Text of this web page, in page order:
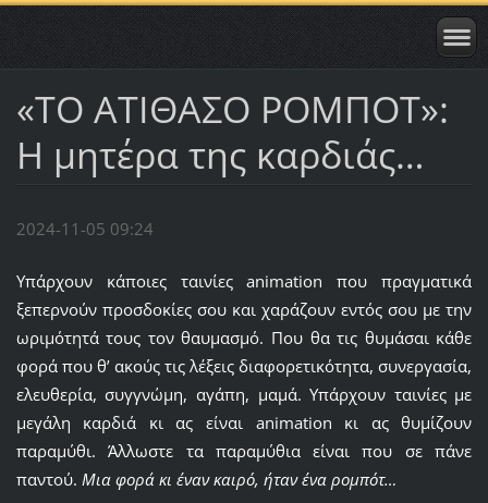
«ΤΟ ΑΤΙΘΑΣΟ ΡΟΜΠΟΤ»:
Η μητέρα της καρδιάς…
2024-11-05 09:24
Υπάρχουν κάποιες ταινίες animation που πραγματικά
ξεπερνούν προσδοκίες σου και χαράζουν εντός σου με την
ωριμότητά τους τον θαυμασμό. Που θα τις θυμάσαι κάθε
φορά που θ’ ακούς τις λέξεις διαφορετικότητα, συνεργασία,
ελευθερία, συγγνώμη, αγάπη, μαμά. Υπάρχουν ταινίες με
μεγάλη καρδιά κι ας είναι animation κι ας θυμίζουν
παραμύθι. Άλλωστε τα παραμύθια είναι που σε πάνε
παντού. Μια φορά κι έναν καιρό, ήταν ένα ρομπότ…